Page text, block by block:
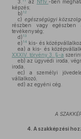
3.
az Nftv. -ben
képzés;
b) 12
c) egészségügyi
részben vagy egészben
tevékenység;
d) 13
e) 14 kis- és
ea) a kis- és
XXXIV. törvény 3. §-a
eb) az ügyvédi iroda,
iroda,
ec) a személyi
vállalkozó,
ed) az egyéni cég.
A
4. A szakképzési